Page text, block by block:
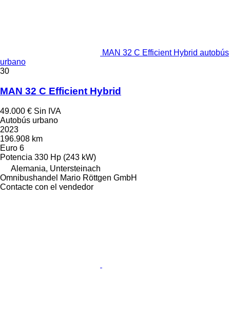
MAN 32 C Efficient Hybrid autobús
urbano
30
MAN 32 C Efficient Hybrid
49.000 € Sin IVA
Autobús urbano
2023
196.908 km
Euro 6
Potencia 330 Hp (243 kW)
Alemania, Untersteinach
Omnibushandel Mario Röttgen GmbH
Contacte con el vendedor